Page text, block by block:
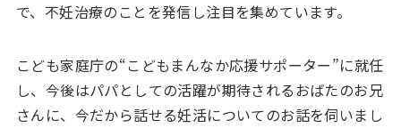
で、不妊治療のことを発信し注目を集めています。
こども家庭庁の“こどもまんなか応援サポーター”に就任
し、今後はパパとしての活躍が期待されるおばたのお兄
さんに、今だから話せる妊活についてのお話を伺いまし